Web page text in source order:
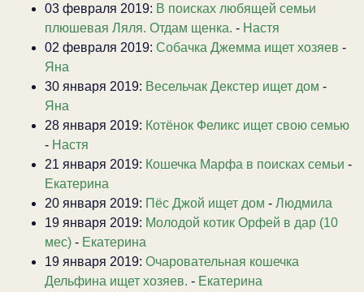
03 февраля 2019: В поисках любящей семьи
плюшевая Ляля. Отдам щенка. - Настя
02 февраля 2019: Собачка Джемма ищет хозяев -
Яна
30 января 2019: Весельчак Декстер ищет дом -
Яна
28 января 2019: Котёнок Феликс ищет свою семью
- Настя
21 января 2019: Кошечка Марфа в поисках семьи -
Екатерина
20 января 2019: Пёс Джой ищет дом - Людмила
19 января 2019: Молодой котик Орфей в дар (10
мес) - Екатерина
19 января 2019: Очаровательная кошечка
Дельфина ищет хозяев. - Екатерина